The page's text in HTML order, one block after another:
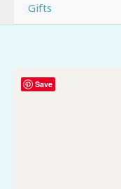
Gifts
Save
Goo-
eez